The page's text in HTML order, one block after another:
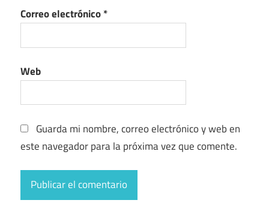
Correo electrónico*
Web
Guarda mi nombre, correo electrónico y web en
este navegador para la próxima vez que comente.